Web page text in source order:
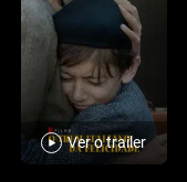
Ver o trailer